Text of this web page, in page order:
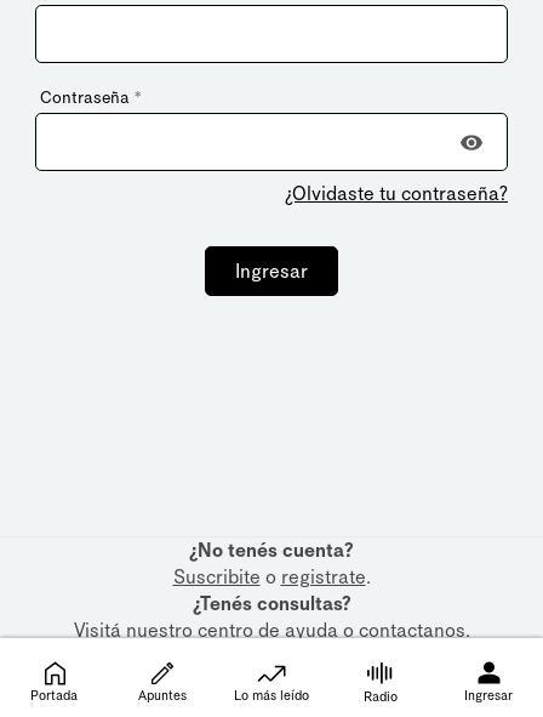
Contraseña *
¿Olvidaste tu contraseña?
Ingresar
¿No tenés cuenta?
Suscribite o registrate.
¿Tenés consultas?
Visitá nuestrocentro de ayudaocontactanos.
Portada Apuntes Lo más leído Radio Ingresar